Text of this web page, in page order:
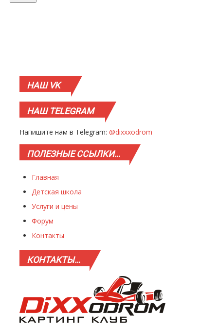
НАШVK
НАШTELEGRAM
Напишите нам в Telegram: @dixxxodrom
ПОЛЕЗНЫЕССЫЛКИ…
Главная
Детская школа
Услуги и цены
Форум
Контакты
КОНТАКТЫ…